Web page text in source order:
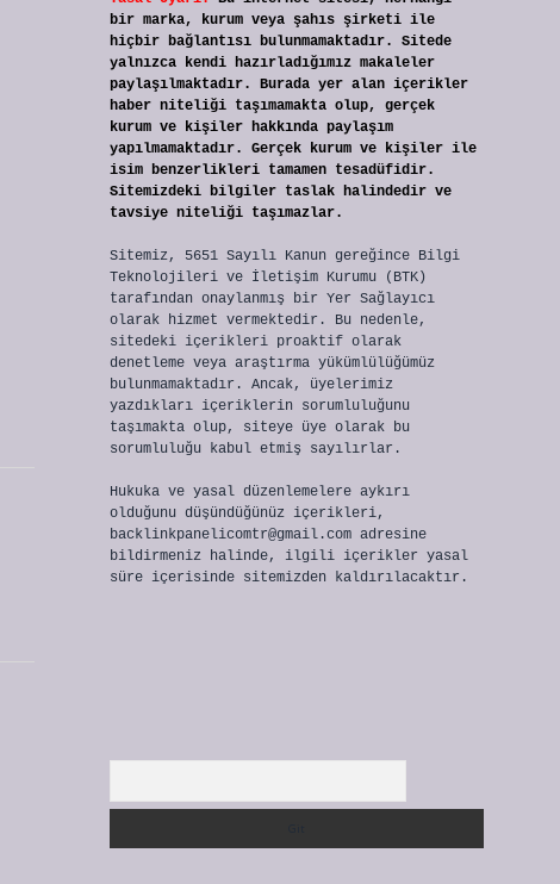
bir marka, kurum veya şahıs şirketi ile
hiçbir bağlantısı bulunmamaktadır. Sitede
yalnızca kendi hazırladığımız makaleler
paylaşılmaktadır. Burada yer alan içerikler
haber niteliği taşımamakta olup, gerçek
kurum ve kişiler hakkında paylaşım
yapılmamaktadır. Gerçek kurum ve kişiler ile
isim benzerlikleri tamamen tesadüfidir.
Sitemizdeki bilgiler taslak halindedir ve
tavsiye niteliği taşımazlar.
Sitemiz, 5651 Sayılı Kanun gereğince Bilgi
Teknolojileri ve İletişim Kurumu (BTK)
tarafından onaylanmış bir Yer Sağlayıcı
olarak hizmet vermektedir. Bu nedenle,
sitedeki içerikleri proaktif olarak
denetleme veya araştırma yükümlülüğümüz
bulunmamaktadır. Ancak, üyelerimiz
yazdıkları içeriklerin sorumluluğunu
taşımakta olup, siteye üye olarak bu
sorumluluğu kabul etmiş sayılırlar.
Hukuka ve yasal düzenlemelere aykırı
olduğunu düşündüğünüz içerikleri,
backlinkpanelicomtr@gmail.comadresine
bildirmeniz halinde, ilgili içerikler yasal
süre içerisinde sitemizden kaldırılacaktır.